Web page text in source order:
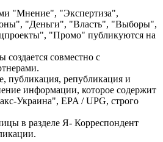
"Мнение", "Экспертиза",
"Деньги", "Власть", "Выборы",
"Промо" публикуются на
создается совместно с
публикация, републикация и
информации, которое содержит
Украина", EPA / UPG, строго
в разделе Я- Корреспондент